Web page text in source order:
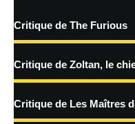
Critique de The Furious
Critique de Zoltan, le
Critique de Les Maîtres